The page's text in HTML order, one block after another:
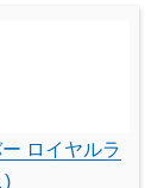
ロイヤルラ
)